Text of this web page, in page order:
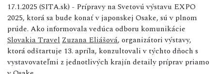
17.1.2025 (SITA.sk) - Prípravy na Svetovú výstavu EXPO
2025, ktorá sa bude konať v japonskej Osake, sú v plnom
prúde. Ako informovala vedúca odboru komunikácie
Slovakia Travel Zuzana Eliášová, organizátori výstavy,
ktorá odštartuje 13. apríla, konzultovali v týchto dňoch s
vystavovateľmi z jednotlivých krajín detaily príprav priamo